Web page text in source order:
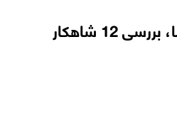
انواع چیدمان آجرنما، بررسی 12 شاهکار